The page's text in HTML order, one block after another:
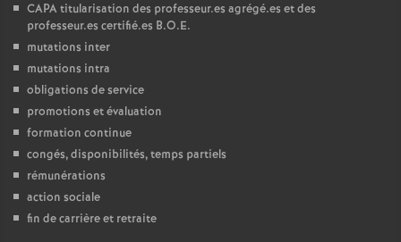
CAPAtitularisation des professeur.es agrégé.es et des
professeur.es certifié.es B.O.E.
mutations inter
mutations intra
obligations de service
promotions et évaluation
formation continue
congés, disponibilités, temps partiels
rémunérations
action sociale
fin de carrière et retraite